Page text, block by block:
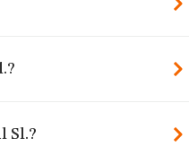
Sl.?